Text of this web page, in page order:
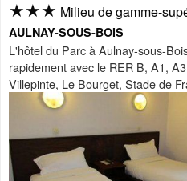
★★★ Milieu de gamme-
AULNAY-SOUS-BOIS
L'hôtel du Parc à Aulnay-sous-
rapidement avec le RER B, A1,
Villepinte, Le Bourget, Stade de